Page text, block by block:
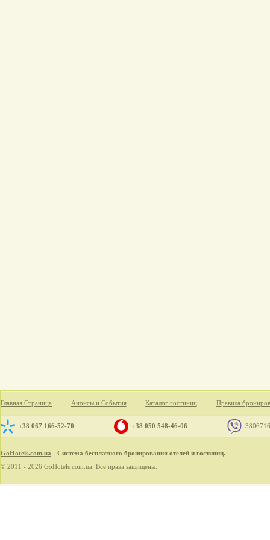
Главная Страница Анонсы и События Каталог гостиниц Правила
+38 067 166-52-70 +38 050 548-46-06
GoHotels.com.ua - Система бесплатного бронирования отелей и гостиниц.
© 2011 - 2026 GoHotels.com.ua. Все права защищены.